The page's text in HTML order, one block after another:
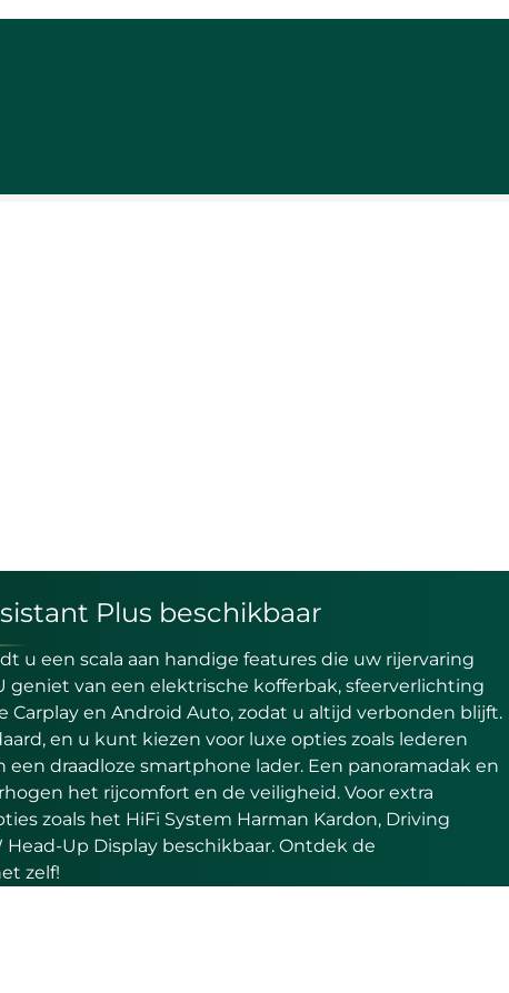
Plus beschikbaar
u een scala aan handige features die uw rijervaring
geniet van een elektrische kofferbak, sfeerverlichting
Carplay en Android Auto, zodat u altijd verbonden blijft.
en u kunt kiezen voor luxe opties zoals lederen
draadloze smartphone lader. Een panoramadak en
het rijcomfort en de veiligheid. Voor extra
zoals het HiFi System Harman Kardon, Driving
Up Display beschikbaar. Ontdek de
zelf!